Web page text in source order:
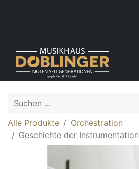
Alle Produkte
Orchestration
Geschichte der Instrumentation